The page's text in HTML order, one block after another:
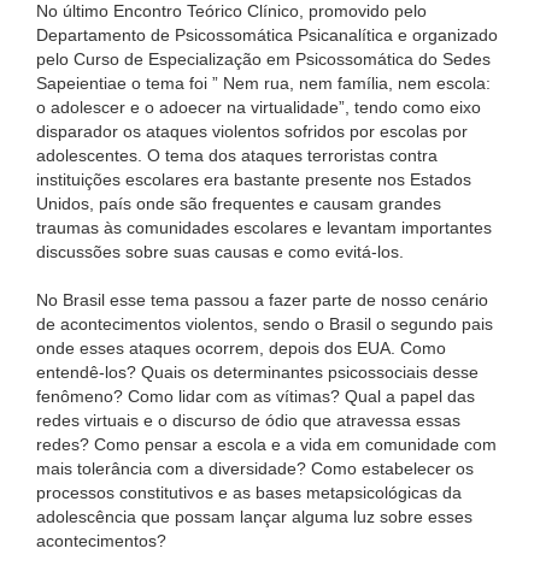
No último Encontro Teórico Clínico, promovido pelo
Departamento de Psicossomática Psicanalítica e organizado
pelo Curso de Especialização em Psicossomática do Sedes
Sapeientiae o tema foi ” Nem rua, nem família, nem escola:
o adolescer e o adoecer na virtualidade”, tendo como eixo
disparador os ataques violentos sofridos por escolas por
adolescentes. O tema dos ataques terroristas contra
instituições escolares era bastante presente nos Estados
Unidos, país onde são frequentes e causam grandes
traumas às comunidades escolares e levantam importantes
discussões sobre suas causas e como evitá-los.
No Brasil esse tema passou a fazer parte de nosso cenário
de acontecimentos violentos, sendo o Brasil o segundo pais
onde esses ataques ocorrem, depois dos EUA. Como
entendê-los? Quais os determinantes psicossociais desse
fenômeno? Como lidar com as vítimas? Qual a papel das
redes virtuais e o discurso de ódio que atravessa essas
redes? Como pensar a escola e a vida em comunidade com
mais tolerância com a diversidade? Como estabelecer os
processos constitutivos e as bases metapsicológicas da
adolescência que possam lançar alguma luz sobre esses
acontecimentos?